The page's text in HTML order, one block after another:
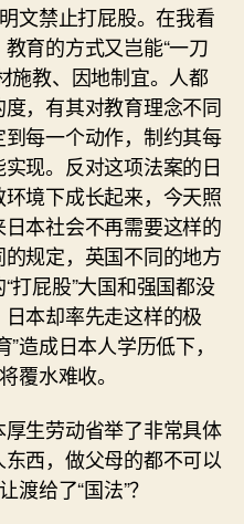
文禁止打屁股。在我看
育的方式又岂能“一刀
施教、因地制宜。人都
，有其对教育理念不同
每一个动作，制约其每
现。反对这项法案的日
境下成长起来，今天照
本社会不再需要这样的
规定，英国不同的地方
打屁股”大国和强国都没
本却率先走这样的极
造成日本人学历低下，
覆水难收。
生劳动省举了非常具体
西，做父母的都不可以
渡给了“国法”？